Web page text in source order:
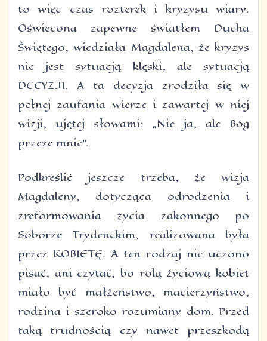
to więc czas rozterek i kryzysu wiary.
Oświecona zapewne światłem Ducha
Świętego, wiedziała Magdalena, że kryzys
nie jest sytuacją klęski, ale sytuacją
DECYZJI. A ta decyzja zrodziła się w
pełnej zaufania wierze i zawartej w niej
wizji, ujętej słowami: „Nie ja, ale Bóg
przeze mnie”.
Podkreślić jeszcze trzeba, że wizja
Magdaleny, dotycząca odrodzenia i
zreformowania życia zakonnego po
Soborze Trydenckim, realizowana była
przez KOBIETĘ. A ten rodzaj nie uczono
pisać, ani czytać, bo rolą życiową kobiet
miało być małżeństwo, macierzyństwo,
rodzina i szeroko rozumiany dom. Przed
taką trudnością czy nawet przeszkodą